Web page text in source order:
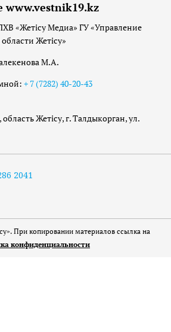
www.vestnik19.kz
«Жетісу Медиа» ГУ «Управление
Жетісу»
М.А.
+ 7 (7282) 40-20-43
Жетісу, г. Талдыкорган, ул.
2041
При копировании материалов ссылка на
конфиденциальности